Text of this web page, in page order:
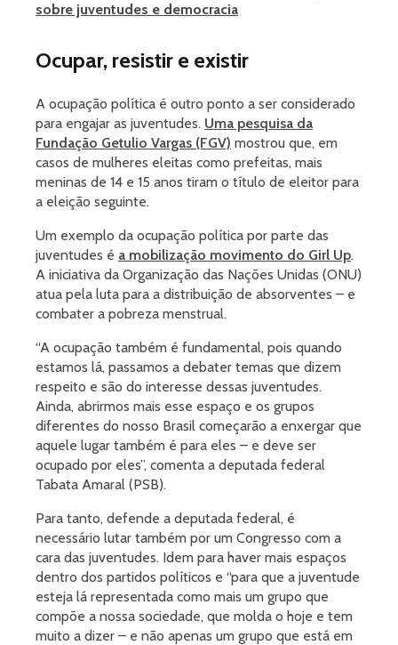
sobre juventudes e democracia
Ocupar, resistir e existir
A ocupação política é outro ponto a ser considerado
para engajar as juventudes. Uma pesquisa da
Fundação Getulio Vargas (FGV) mostrou que, em
casos de mulheres eleitas como prefeitas, mais
meninas de 14 e 15 anos tiram o título de eleitor para
a eleição seguinte.
Um exemplo da ocupação política por parte das
juventudes é a mobilização movimento do Girl Up.
A iniciativa da Organização das Nações Unidas (ONU)
atua pela luta para a distribuição de absorventes – e
combater a pobreza menstrual.
“A ocupação também é fundamental, pois quando
estamos lá, passamos a debater temas que dizem
respeito e são do interesse dessas juventudes.
Ainda, abrirmos mais esse espaço e os grupos
diferentes do nosso Brasil começarão a enxergar que
aquele lugar também é para eles – e deve ser
ocupado por eles”, comenta a deputada federal
Tabata Amaral (PSB).
Para tanto, defende a deputada federal, é
necessário lutar também por um Congresso com a
cara das juventudes. Idem para haver mais espaços
dentro dos partidos políticos e “para que a juventude
esteja lá representada como mais um grupo que
compõe a nossa sociedade, que molda o hoje e tem
muito a dizer – e não apenas um grupo que está em